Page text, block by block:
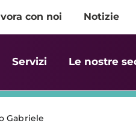
con noi Notizie
Servizi Le nostre
Gabriele